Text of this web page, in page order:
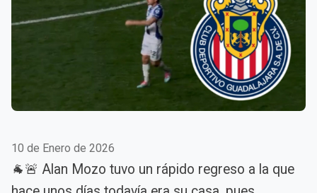
10 de Enero de 2026
🐐🚨 Alan Mozo tuvo un rápido regreso a la que